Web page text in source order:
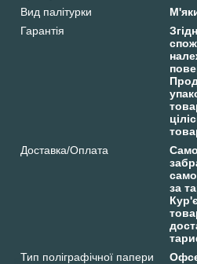
Вид палітурки
Гарантія
Доставка/Оплата
за
Тип поліграфічної папери